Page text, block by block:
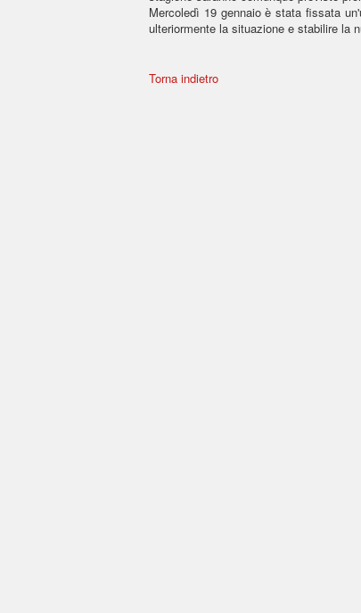
Mercoledì 19 gennaio è stata fissata
ulteriormente la situazione e stabilire la
Torna indietro